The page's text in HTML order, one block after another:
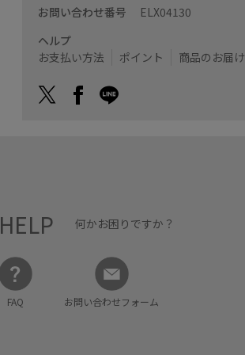
お問い合わせ番号 ELX04130
ヘルプ
お支払い方法
ポイント 商品のお届け
HELP 何かお困りですか？
FAQ お問い合わせフォーム